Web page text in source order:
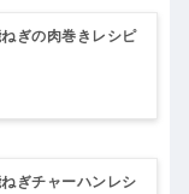
ぎの肉巻きレシピ
ぎチャーハンレシ